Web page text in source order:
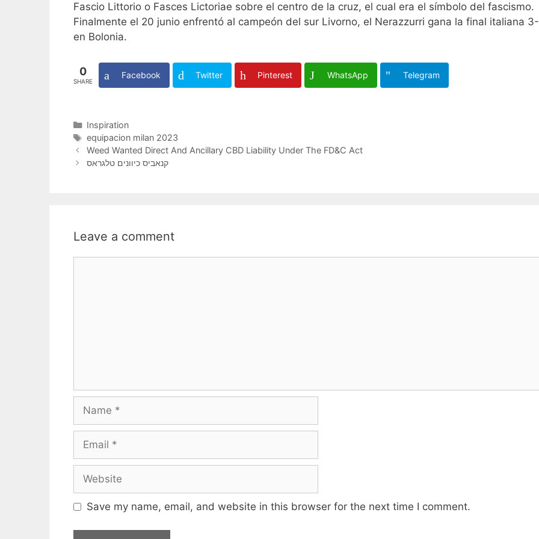
Fascio Littorio o Fasces Lictoriae sobre el centro de la cruz, el cual era el símbolo del fascismo.
Finalmente el 20 junio enfrentó al campeón del sur Livorno, el Nerazzurri gana la final italiana
en Bolonia.
0
SHARE
Facebook Twitter Pinterest WhatsApp Telegram
Categories
Inspiration
Tags
equipacion milan 2023
Weed Wanted Direct And Ancillary CBD Liability Under The FD&C Act
קנאביס כיוונים טלגראס
Leave a comment
Name
Email
Website
Save my name, email, and website in this browser for the next time I comment.